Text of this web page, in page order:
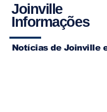
Joinville
Informações
Notícias de Joinville